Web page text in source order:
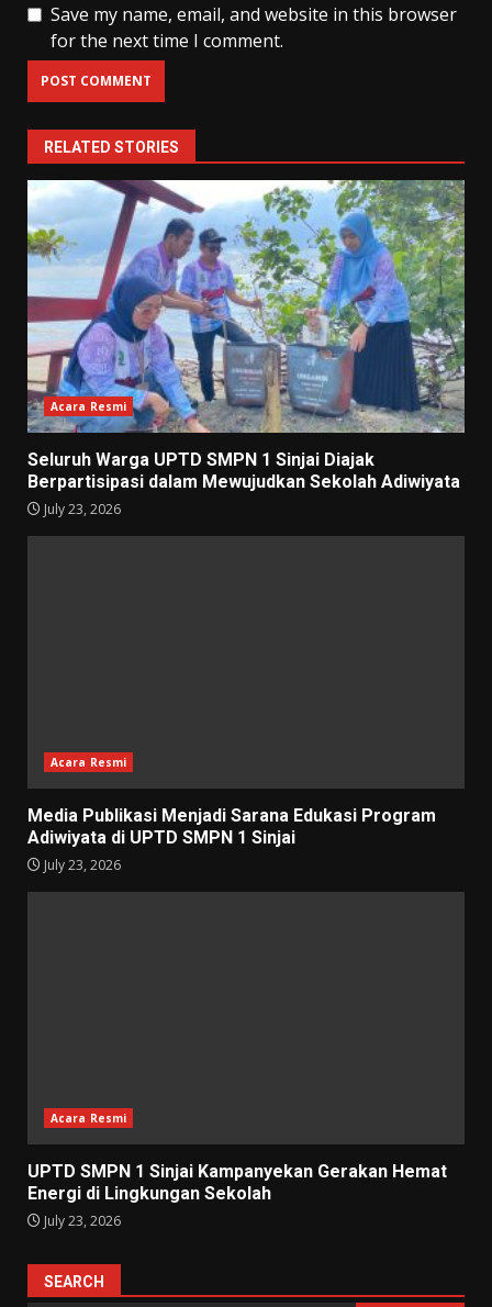
Save my name, email, and website in this browser
for the next time I comment.
RELATED STORIES
Acara Resmi
Seluruh Warga UPTD SMPN 1 Sinjai Diajak
Berpartisipasi dalam Mewujudkan Sekolah Adiwiyata
July 23, 2026
Acara Resmi
Media Publikasi Menjadi Sarana Edukasi Program
Adiwiyata di UPTD SMPN 1 Sinjai
July 23, 2026
Acara Resmi
UPTD SMPN 1 Sinjai Kampanyekan Gerakan Hemat
Energi di Lingkungan Sekolah
July 23, 2026
SEARCH